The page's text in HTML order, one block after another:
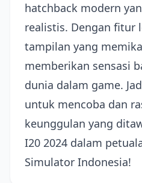
hatchback modern
realistis. Dengan fitur
tampilan yang
memberikan sensasi
dunia dalam game.
untuk mencoba dan
keunggulan yang
I20 2024 dalam
Simulator Indonesia!